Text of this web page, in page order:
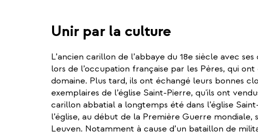
Unir par la culture
L’ancien carillon de l’abbaye du 18e siècle avec
lors de l’occupation française par les Pères, qui
domaine. Plus tard, ils ont échangé leurs bonnes
exemplaires de l’église Saint-Pierre, qu'ils ont
carillon abbatial a longtemps été dans l’église
l’église, au début de la Première Guerre
Leuven. Notamment à cause d’un bataillon de